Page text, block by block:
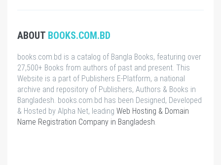
ABOUT BOOKS.COM.BD
books.com.bd is a catalog of Bangla Books, featuring over
27,500+ Books from authors of past and present. This
Website is a part of Publishers E-Platform, a national
archive and repository of Publishers, Authors & Books in
Bangladesh. books.com.bd has been Designed, Developed
& Hosted by Alpha Net, leading Web Hosting & Domain
Name Registration Company in Bangladesh